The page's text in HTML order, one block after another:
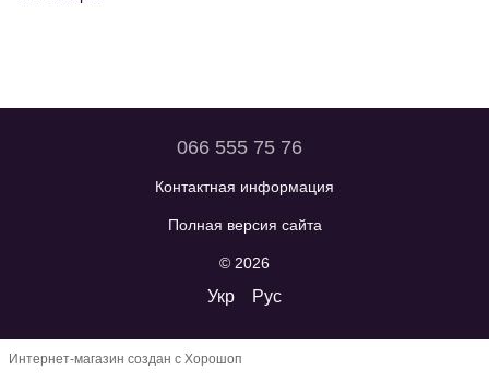
066 555 75 76
Контактная информация
Полная версия сайта
© 2026
Укр Рус
Интернет-магазин создан с Хорошоп